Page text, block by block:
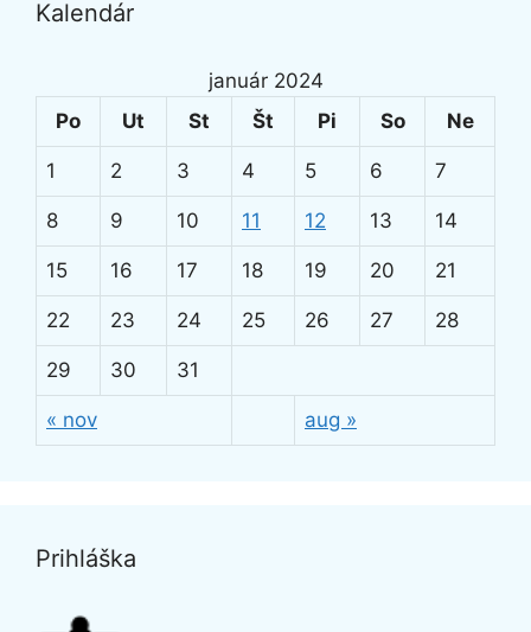
Kalendár
január 2024
Po
Ut St Št Pi So Ne
« nov aug »
1 2 3 4 5 6 7
8 9 10 11 12 13 14
15 16 17 18 19 20 21
22 23 24 25 26 27 28
29 30 31
Prihláška